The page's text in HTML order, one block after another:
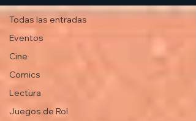
Todas las entradas
Eventos
Cine
Comics
Lectura
Juegos de Rol